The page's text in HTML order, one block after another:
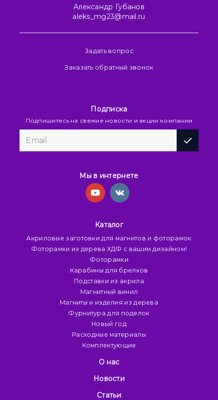
Александр Губанов
aleks_mg23@mail.ru
Задать вопрос
Заказать обратный звонок
Подписка
Подпишитесь на свежие новости и акции компании
Мы в интернете
Каталог
Акриловые заготовки для магнитов и фоторамок
Фоторамки из дерева ХДФ с вашим дизайном!
Фоторамки
Карабины для брелков
Подставки из акрила
Магнитный винил
Магниты и изделия из дерева
Фурнитура для поделок
Новый год
Расходные материалы
Комплектующие
О нас
Новости
Статьи